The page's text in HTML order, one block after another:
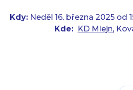
Kdy: Neděl 16. března 2025 od
Kde: KD Mlejn,